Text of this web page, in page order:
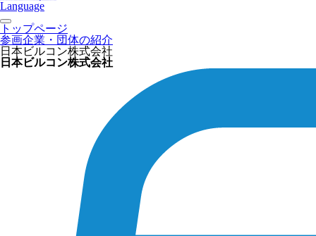
Language
トップページ
参画企業・団体の紹介
日本ビルコン株式会社
日本ビルコン株式会社